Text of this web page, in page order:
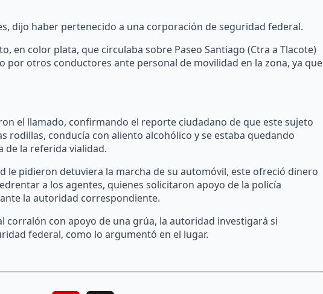
dijo haber pertenecido a una corporación de seguridad federal.
en color plata, que circulaba sobre Paseo Santiago (Ctra a Tlacote)
por otros conductores ante personal de movilidad en la zona, ya que
el llamado, confirmando el reporte ciudadano de que este sujeto
rodillas, conducía con aliento alcohólico y se estaba quedando
de la referida vialidad.
le pidieron detuviera la marcha de su automóvil, este ofreció dinero
a los agentes, quienes solicitaron apoyo de la policía
la autoridad correspondiente.
corralón con apoyo de una grúa, la autoridad investigará si
federal, como lo argumentó en el lugar.